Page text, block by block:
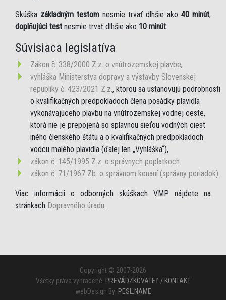
Skúška základným testom nesmie trvať dlhšie ako 40 minút,
doplňujúci test nesmie trvať dlhšie ako 10 minút.
Súvisiaca legislatíva
Zákon č. 338/2000 Z.z. o vnútrozemskej plavbe,
vyhláška Ministerstva dopravy a výstavby Slovenskej
republiky č. 423/2021 Z.z., ktorou sa ustanovujú podrobnosti
o kvalifikačných predpokladoch člena posádky plavidla
vykonávajúceho plavbu na vnútrozemskej vodnej ceste,
ktorá nie je prepojená so splavnou sieťou vodných ciest
iného členského štátu a o kvalifikačných predpokladoch
vodcu malého plavidla (ďalej len „Vyhláška“),
zákon č. 145/1995 Z.z. o správnych poplatkoch
zákon č. 71/1967 Zb. o správnom konaní (správny poriadok).
Viac informácii o odborných skúškach VMP nájdete na
stránkach Dopravného úradu.
Copyright © 2007-2026
Všetky práva vyhradené. PREVÁDZKOVATEĽ / KONTAKT
webDesign By: PESL.NAME